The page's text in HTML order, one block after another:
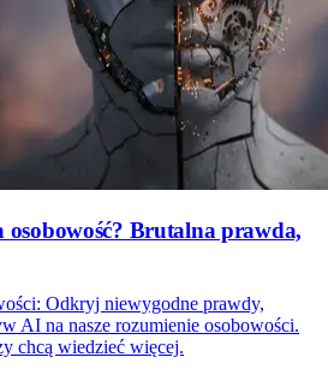
Brutalna prawda,
Odkryj niewygodne prawdy,
AI na nasze rozumienie osobowości.
chcą wiedzieć więcej.